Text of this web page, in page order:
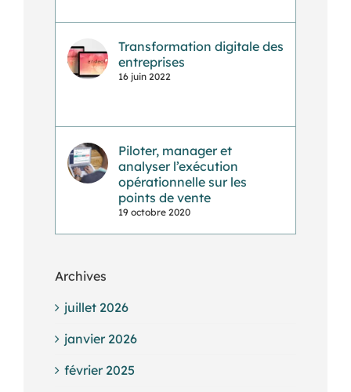
Transformation digitale des
entreprises
16 juin 2022
Piloter, manager et
analyser l’exécution
opérationnelle sur les
points de vente
19 octobre 2020
Archives
juillet 2026
janvier 2026
février 2025